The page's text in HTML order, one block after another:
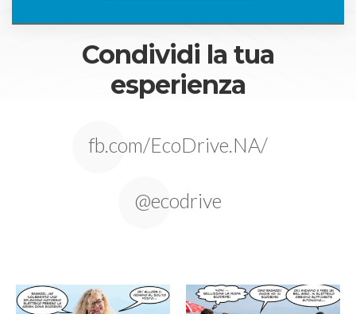
Condividi la tua
esperienza
fb.com/EcoDrive.NA/
@ecodrive